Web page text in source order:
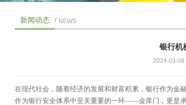
新闻动态 / NEWS
银行机
2024-03-08
在现代社会，随着经济的发展和财富积累，银行作为金
作为银行安全体系中至关重要的一环——金库门，更是